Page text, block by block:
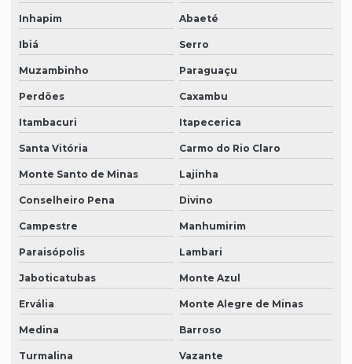
Inhapim Abaeté
Ibiá Serro
Muzambinho Paraguaçu
Perdões Caxambu
Itambacuri Itapecerica
Santa Vitória Carmo do Rio Claro
Monte Santo de Minas Lajinha
Conselheiro Pena Divino
Campestre Manhumirim
Paraisópolis Lambari
Jaboticatubas Monte Azul
Ervália Monte Alegre de Minas
Medina Barroso
Turmalina Vazante